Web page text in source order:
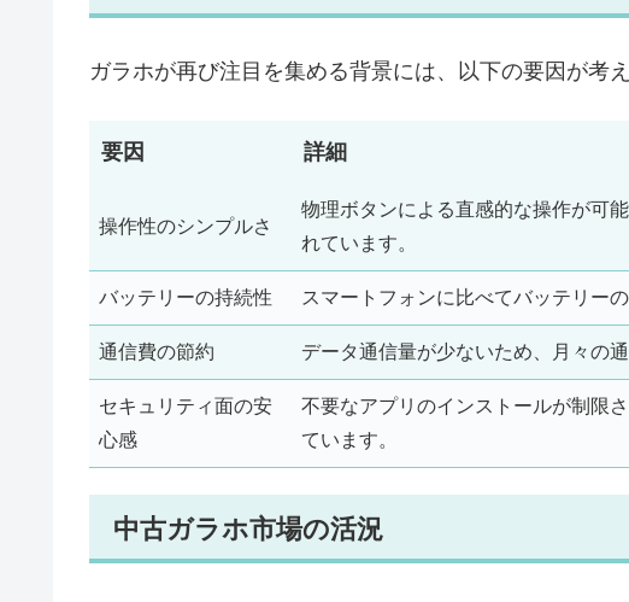
ガラホが再び注目を集める背景には、以下の要因が考え
要因 詳細
操作性のシンプルさ
物理ボタンによる直感的な操作が可
れています。
バッテリーの持続性 スマートフォンに比べてバッテリー
通信費の節約 データ通信量が少ないため、月々の
セキュリティ面の安
心感
不要なアプリのインストールが制限
ています。
中古ガラホ市場の活況